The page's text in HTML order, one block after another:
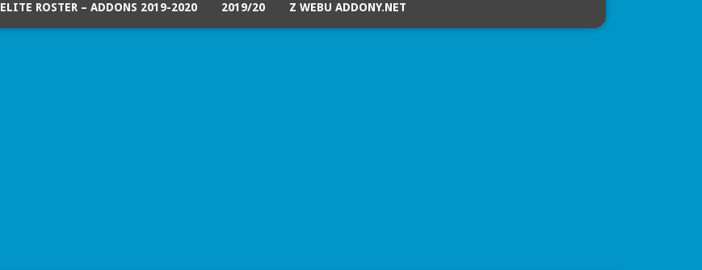
ELITE ROSTER – ADDONS 2019-2020 2019/20 Z WEBU ADDONY.NET